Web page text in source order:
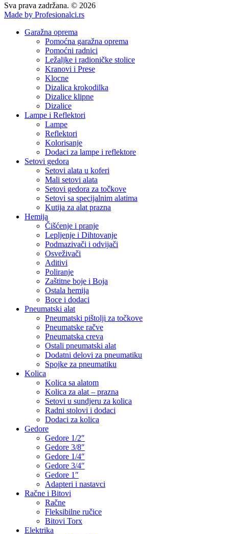
Sva prava zadržana. © 2026
Made by Profesionalci.rs
Garažna oprema
Pomoćna garažna oprema
Pomoćni radnici
Ležaljke i radioničke stolice
Kranovi i Prese
Klocne
Dizalica krokodilka
Dizalice klipne
Dizalice
Lampe i Reflektori
Lampe
Reflektori
Kolorisanje
Dodaci za lampe i reflektore
Setovi gedora
Setovi alata u koferi
Mali setovi alata
Setovi gedora za točkove
Setovi sa specijalnim alatima
Kutija za alat prazna
Hemija
Čišćenje i pranje
Lepljenje i Dihtovanje
Podmazivači i odvijači
Osveživači
Aditivi
Poliranje
Zaštitne boje i Boja
Ostala hemija
Boce i dodaci
Pneumatski alat
Pneumatski pištolji za točkove
Pneumatske račve
Pneumatska creva
Ostali pneumatski alat
Dodatni delovi za pneumatiku
Spojke za pneumatiku
Kolica
Kolica sa alatom
Kolica za alat – prazna
Setovi u sundjeru za kolica
Radni stolovi i dodaci
Dodaci za kolica
Gedore
Gedore 1/2″
Gedore 3/8″
Gedore 1/4″
Gedore 3/4″
Gedore 1″
Adapteri i nastavci
Račne i Bitovi
Račne
Fleksibilne ručice
Bitovi Torx
Elektrika